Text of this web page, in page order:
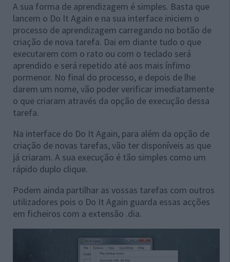
A sua forma de aprendizagem é simples. Basta que
lancem o Do It Again e na sua interface iniciem o
processo de aprendizagem carregando no botão de
criação de nova tarefa. Dai em diante tudo o que
executarem com o rato ou com o teclado será
aprendido e será repetido até aos mais ínfimo
pormenor. No final do processo, e depois de lhe
darem um nome, vão poder verificar imediatamente
o que criaram através da opção de execução dessa
tarefa.
Na interface do Do It Again, para além da opção de
criação de novas tarefas, vão ter disponíveis as que
já criaram. A sua execução é tão simples como um
rápido duplo clique.
Podem ainda partilhar as vossas tarefas com outros
utilizadores pois o Do It Again guarda essas acções
em ficheiros com a extensão .dia.